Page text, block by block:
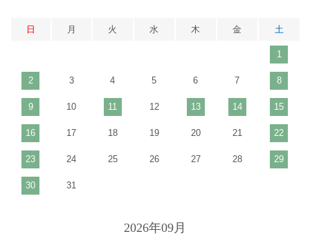
日 月 火 水 木 金 土
1
2 3 4 5 6 7 8
9 10 11 12 13 14 15
16 17 18 19 20 21 22
23 24 25 26 27 28 29
30 31
2026年09月